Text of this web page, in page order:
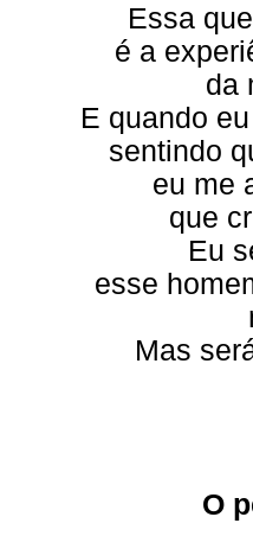
Essa
é a
da
E quando
sentindo
eu me
que
Eu
esse
Mas
O